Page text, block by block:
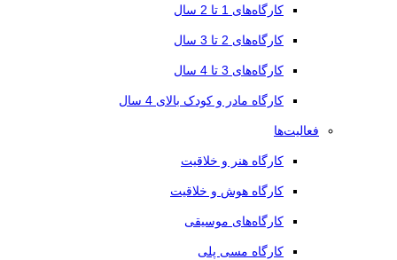
کارگاه‌های 1 تا 2 سال
کارگاه‌های 2 تا 3 سال
کارگاه‌های 3 تا 4 سال
کارگاه مادر و کودک بالای 4 سال
فعالیت‌ها
کارگاه هنر و خلاقیت
کارگاه هوش و خلاقیت
کارگاه‌های موسیقی
کارگاه مسی پلی